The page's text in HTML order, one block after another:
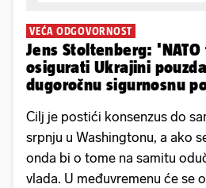
VEĆA ODGOVORNOST
Jens Stoltenberg:
osigurati Ukrajini
dugoročnu sigurnosnu
Cilj je postići konsenzus do
srpnju u Washingtonu, a ako
onda bi o tome na samitu
vlada. U međuvremenu će se